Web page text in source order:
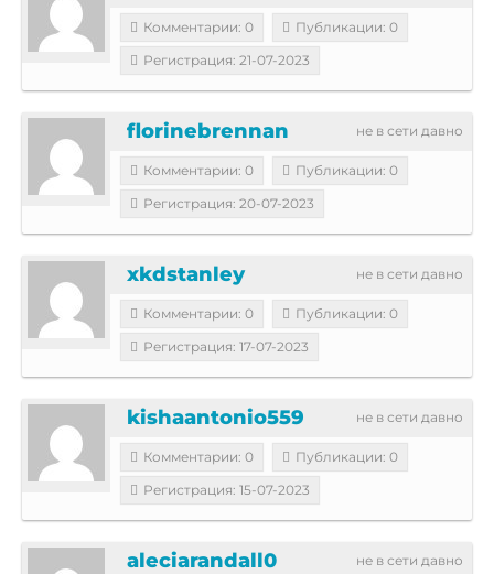
Комментарии: 0
Публикации: 0
Регистрация: 21-07-2023
не в сети давно
florinebrennan
Комментарии: 0
Публикации: 0
Регистрация: 20-07-2023
не в сети давно
xkdstanley
Комментарии: 0
Публикации: 0
Регистрация: 17-07-2023
не в сети давно
kishaantonio559
Комментарии: 0
Публикации: 0
Регистрация: 15-07-2023
не в сети давно
aleciarandall0